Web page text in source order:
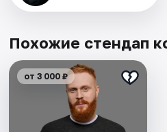
Похожие стендап
от 3 000 ₽